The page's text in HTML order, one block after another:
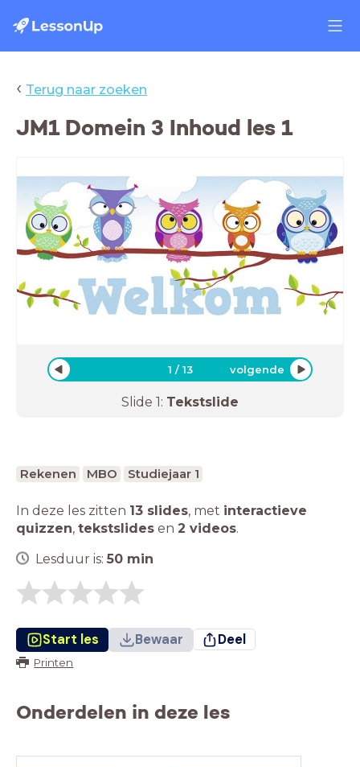
‹ Terug naar zoeken
JM1 Domein 3 Inhoud les 1
1 /13 volgende
Slide 1: Tekstslide
Rekenen MBO Studiejaar 1
In deze les zitten 13 slides, met interactieve
quizzen, tekstslides en 2 videos.
Lesduur is: 50 min
Start les Bewaar Deel
Printen
Onderdelen in deze les